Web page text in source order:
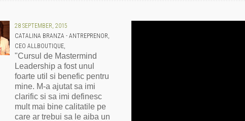
28 SEPTEMBER, 2015
CATALINA BRANZA - ANTREPRENOR,
CEO ALLBOUTIQUE,
"Cursul de Mastermind
Leadership a fost unul
foarte util si benefic pentru
mine. M-a ajutat sa imi
clarific si sa imi definesc
mult mai bine calitatile pe
care ar trebui sa le aiba un